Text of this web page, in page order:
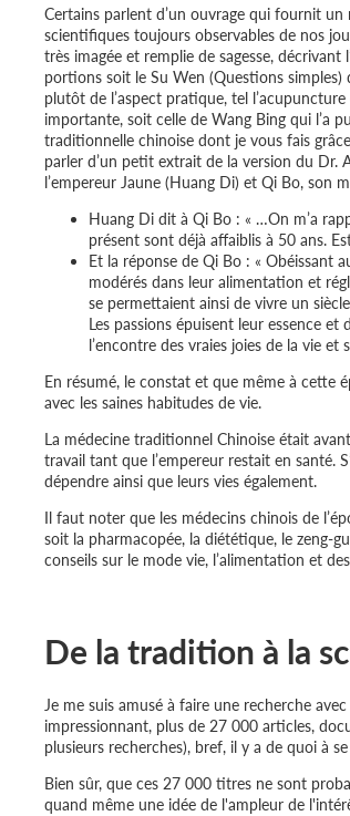
Certains parlent d’un ouvrage qui fournit un
scientifiques toujours observables de nos
très imagée et remplie de sagesse,
portions soit le Su Wen (Questions simples)
plutôt de l’aspect pratique, tel
importante, soit celle de Wang Bing qui l’a
traditionnelle chinoise dont je vous fais
parler d’un petit extrait de la version du
l’empereur Jaune (Huang Di) et Qi Bo, son
Huang Di dit à Qi Bo : « …On m’a
présent sont déjà affaiblis à 50 ans.
Et la réponse de Qi Bo : « Obéissant
modérés dans leur alimentation et
se permettaient ainsi de vivre un
Les passions épuisent leur essence
l’encontre des vraies joies de la vie
En résumé, le constat et que même à cette
avec les saines habitudes de vie.
La médecine traditionnel Chinoise était
travail tant que l’empereur restait en santé.
dépendre ainsi que leurs vies également.
Il faut noter que les médecins chinois de
soit la pharmacopée, la diététique, le zeng-
conseils sur le mode vie, l’alimentation et
De la tradition à la
Je me suis amusé à faire une recherche
impressionnant, plus de 27 000 articles,
plusieurs recherches), bref, il y a de quoi à
Bien sûr, que ces 27 000 titres ne sont
quand même une idée de l'ampleur de